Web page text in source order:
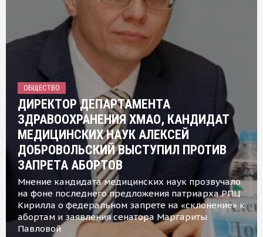
ОБЩЕСТВО
ДИРЕКТОР ДЕПАРТАМЕНТА
ЗДРАВООХРАНЕНИЯ ХМАО, КАНДИДАТ
МЕДИЦИНСКИХ НАУК АЛЕКСЕЙ
ДОБРОВОЛЬСКИЙ ВЫСТУПИЛ ПРОТИВ
ЗАПРЕТА АБОРТОВ
Мнение кандидата медицинских наук прозвучало
на фоне последнего предложения патриарха РПЦ
Кирилла о федеральном запрете на «склонение» к
абортам и заявления сенатора Маргариты
Павловой